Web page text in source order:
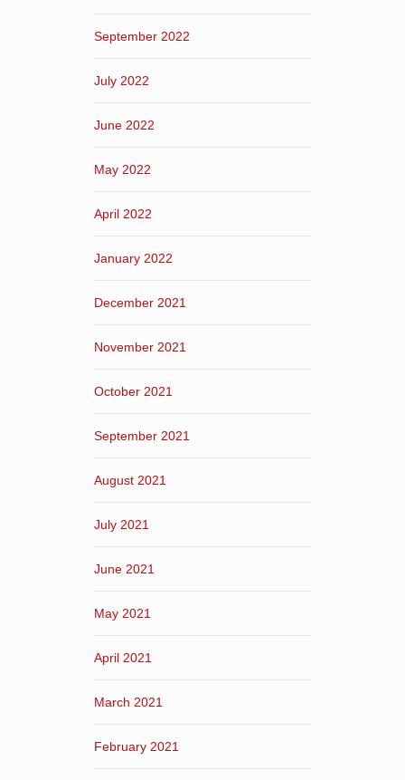
September 2022
July 2022
June 2022
May 2022
April 2022
January 2022
December 2021
November 2021
October 2021
September 2021
August 2021
July 2021
June 2021
May 2021
April 2021
March 2021
February 2021